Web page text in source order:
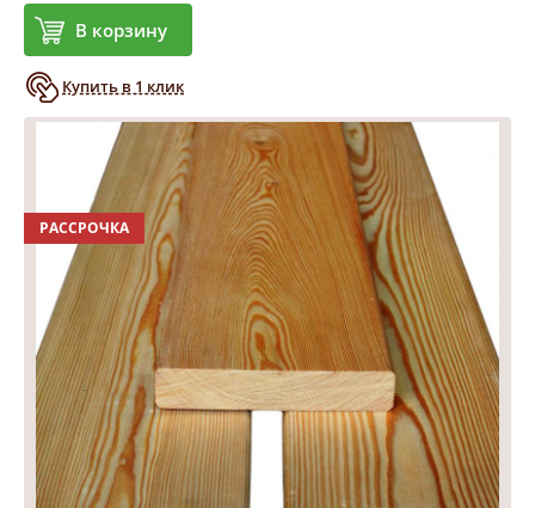
В корзину
Купить в 1 клик
РАССРОЧКА